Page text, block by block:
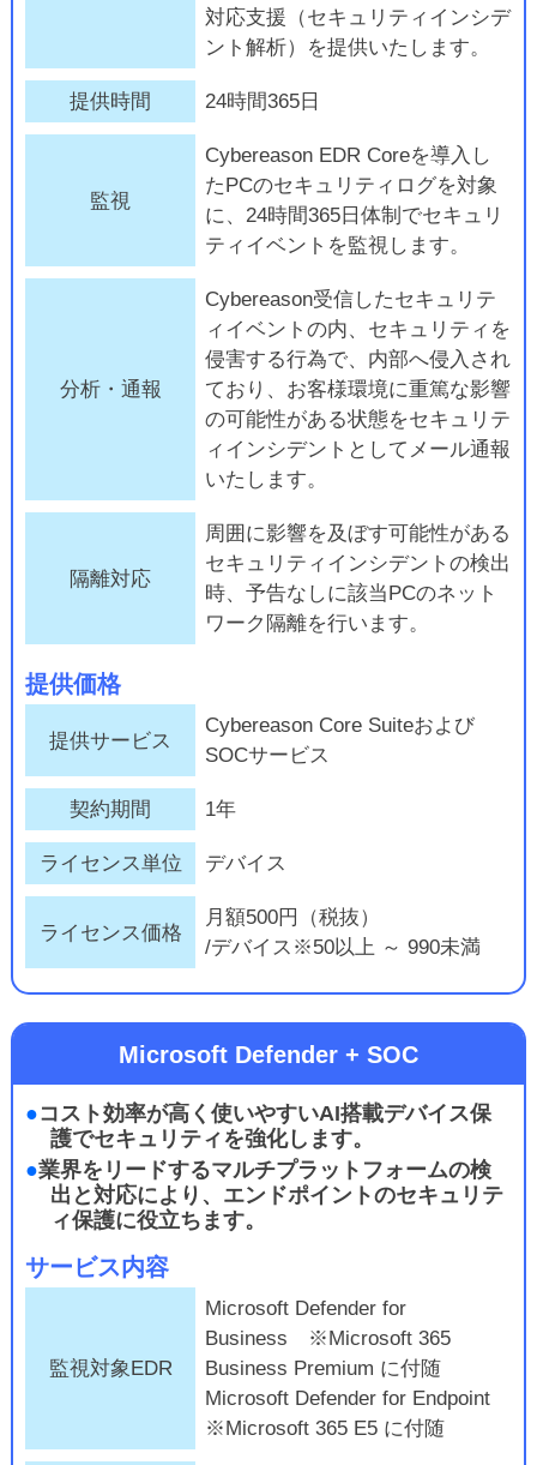
対応支援（セキュリティインシデ
ント解析）を提供いたします。
提供時間 24時間365日
監視
Cybereason EDR Coreを導入し
たPCのセキュリティログを対象
に、24時間365日体制でセキュリ
ティイベントを監視します。
分析・通報
Cybereason受信したセキュリテ
ィイベントの内、セキュリティを
侵害する行為で、内部へ侵入され
ており、お客様環境に重篤な影響
の可能性がある状態をセキュリテ
ィインシデントとしてメール通報
いたします。
隔離対応
周囲に影響を及ぼす可能性がある
セキュリティインシデントの検出
時、予告なしに該当PCのネット
ワーク隔離を行います。
提供価格
提供サービス
Cybereason Core Suiteおよび
SOCサービス
契約期間 1年
ライセンス単位 デバイス
ライセンス価格
月額500円（税抜）
/デバイス※50以上 ～ 990未満
Microsoft Defender + SOC
●コスト効率が高く使いやすいAI搭載デバイス保
護でセキュリティを強化します。
●業界をリードするマルチプラットフォームの検
出と対応により、エンドポイントのセキュリテ
ィ保護に役立ちます。
サービス内容
監視対象EDR
Microsoft Defender for
Business ※Microsoft 365
Business Premium に付随
Microsoft Defender for Endpoint
※Microsoft 365 E5 に付随